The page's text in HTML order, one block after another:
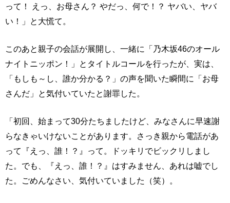
って！ えっ、お母さん？ やだっ、何で！？ ヤバい、ヤバ
い！」と大慌て。
このあと親子の会話が展開し、一緒に「乃木坂46のオール
ナイトニッポン！」とタイトルコールを行ったが、実は、
「もしも～し、誰か分かる？」の声を聞いた瞬間に「お母
さんだ」と気付いていたと謝罪した。
「初回、始まって30分たちましたけど、みなさんに早速謝
らなきゃいけないことがあります。さっき親から電話があ
って『えっ、誰！？』って。ドッキリでビックリしまし
た。でも、『えっ、誰！？』はすみません、あれは嘘でし
た。ごめんなさい、気付いていました（笑）。